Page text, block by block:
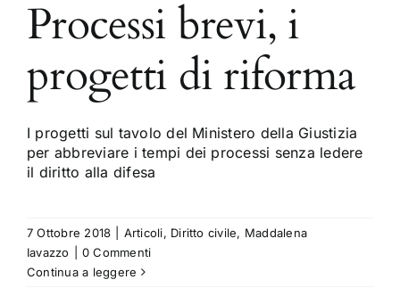
Processi brevi, i
progetti di riforma
I progetti sul tavolo del Ministero della Giustizia
per abbreviare i tempi dei processi senza ledere
il diritto alla difesa
7 Ottobre 2018 Articoli, Diritto civile, Maddalena
Iavazzo
0 Commenti
Continua a leggere